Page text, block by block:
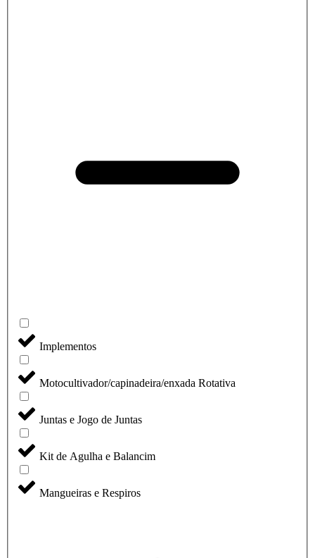
Implementos
Motocultivador/capinadeira/enxada Rotativa
Juntas e Jogo de Juntas
Kit de Agulha e Balancim
Mangueiras e Respiros